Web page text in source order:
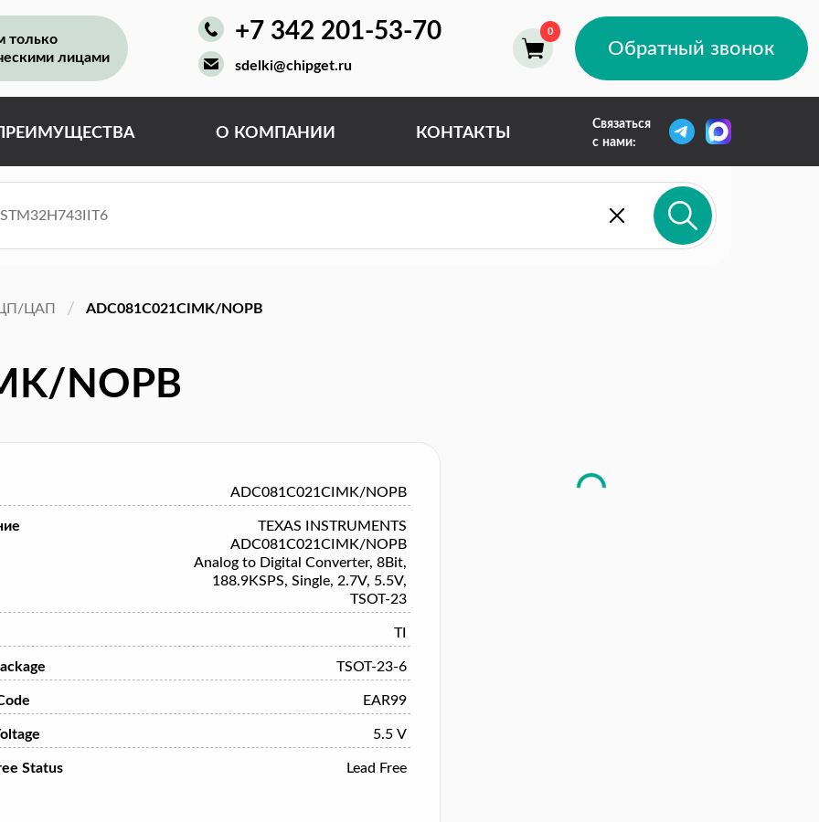
только
лицами
+7 342 201-53-70
sdelki@chipget.ru
Обратный звонок
О КОМПАНИИ КОНТАКТЫ
Связаться
с нами:
ЦАП ADC081C021CIMK/NOPB
NOPB
ADC081C021CIMK/NOPB
TEXAS INSTRUMENTS
ADC081C021CIMK/NOPB
Analog to Digital Converter, 8Bit,
188.9KSPS, Single, 2.7V, 5.5V,
TSOT-23
TI
TSOT-23-6
EAR99
5.5 V
Status Lead Free